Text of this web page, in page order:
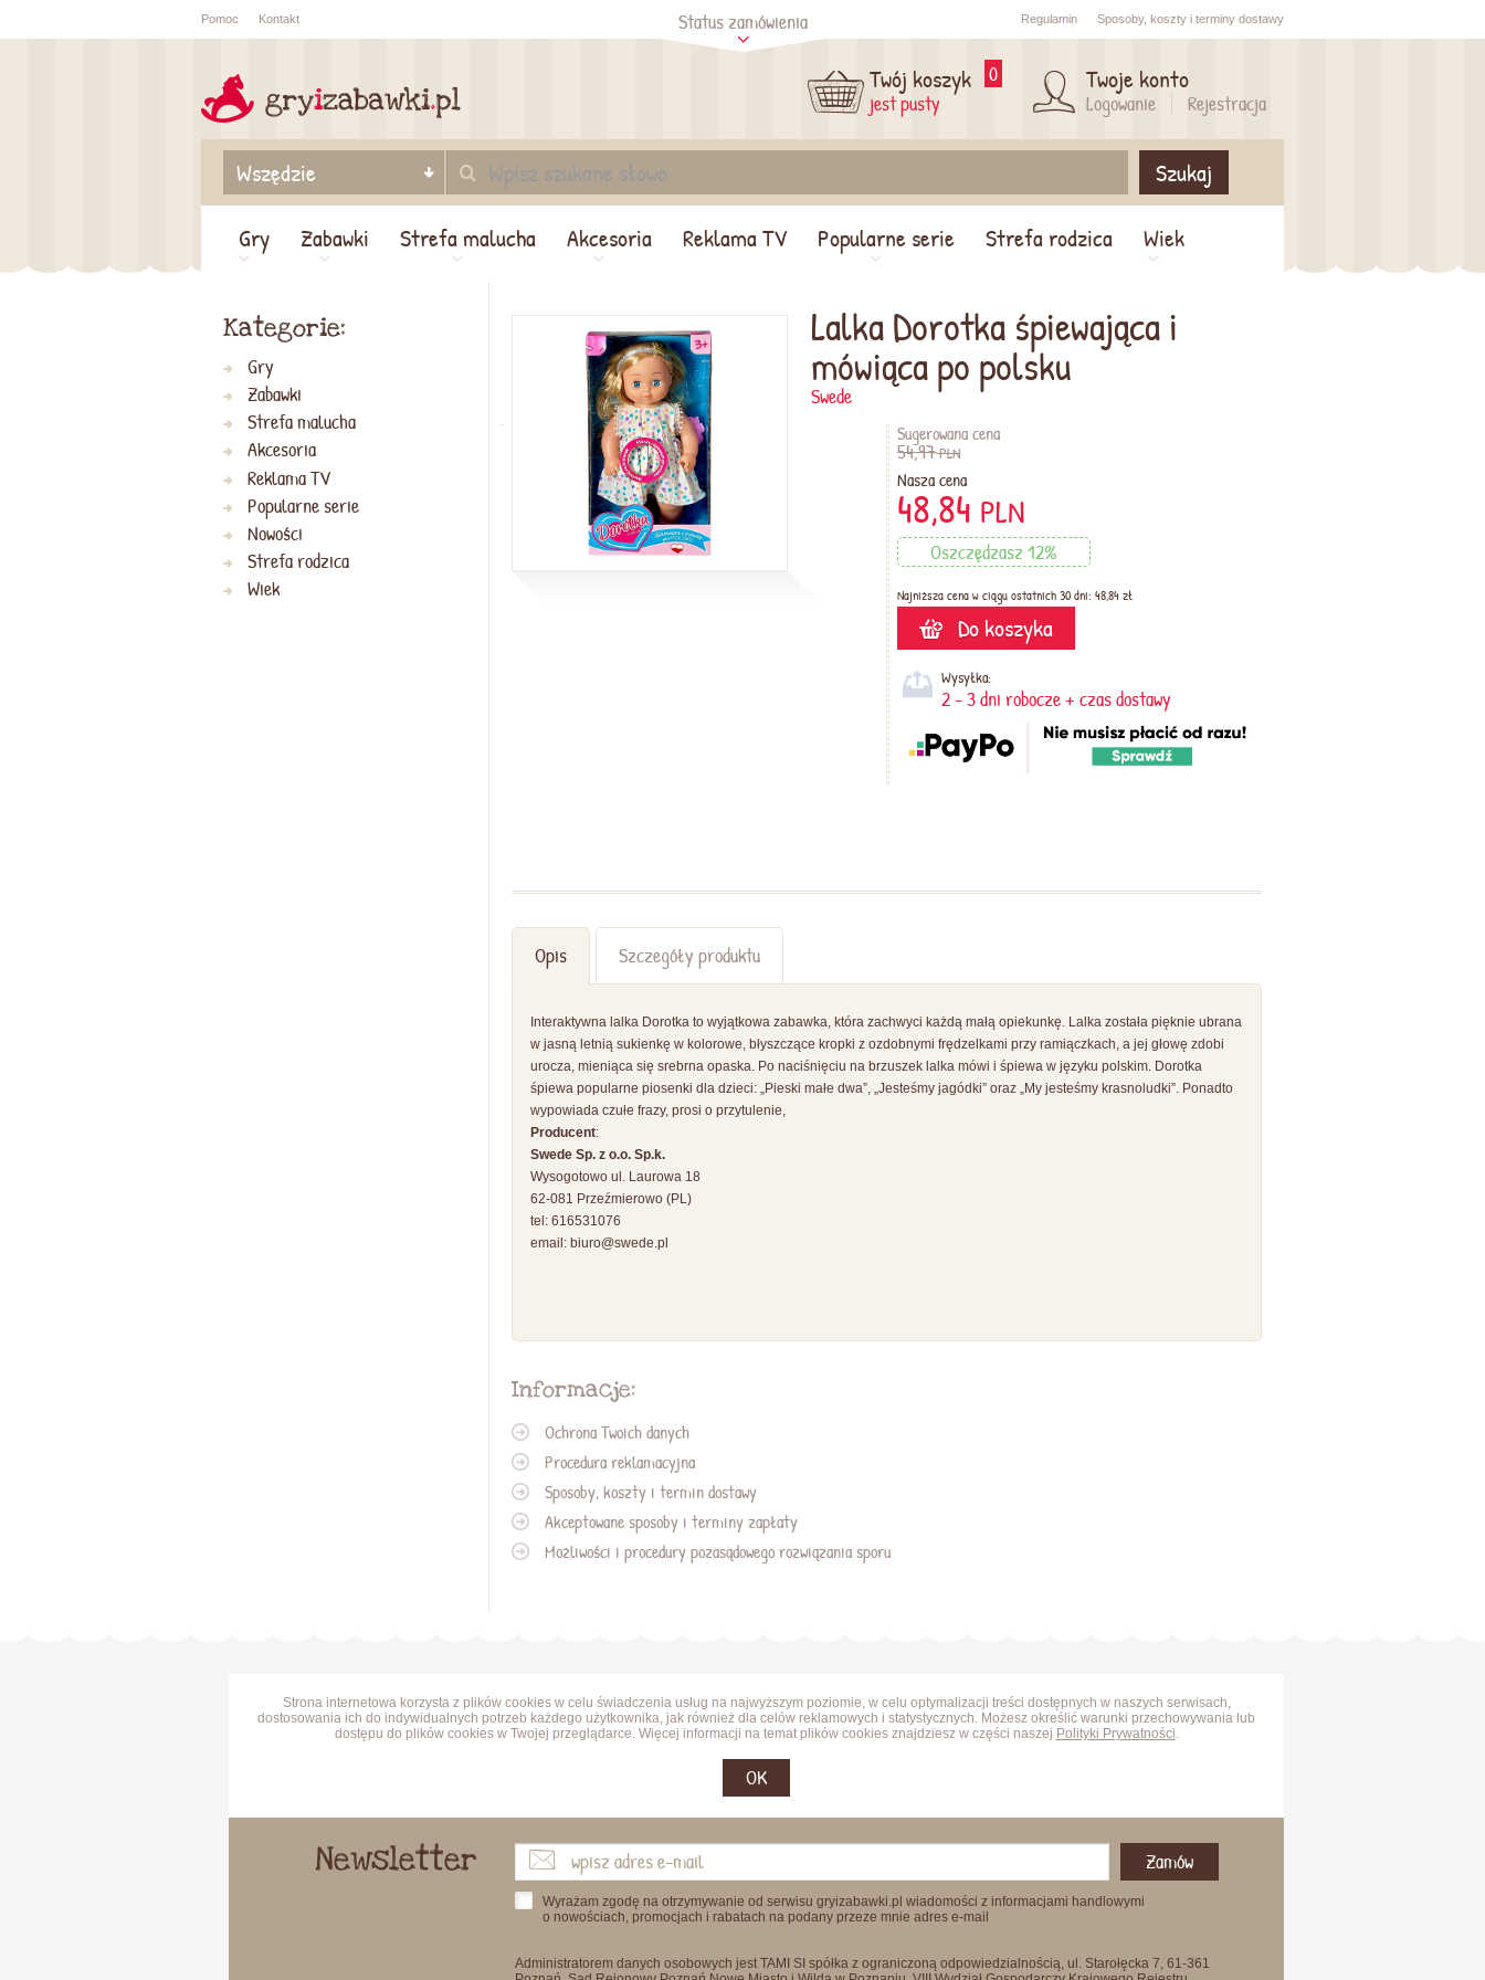
Sprawdź status Sprawdź
Pomoc Kontakt Status zamówienia Regulamin Sposoby, koszty i terminy dostawy
Twój koszyk
jest pusty
0 Twoje konto
Logowanie Rejestracja
Szukaj
Gry
Zabawki Strefa malucha Akcesoria Reklama TV Popularne serie Strefa rodzica Wiek
Lalka Dorotka śpiewająca i
mówiąca po polsku
Swede
Sugerowana cena
54,97PLN
Nasza cena
48,84 PLN
Oszczędzasz 12%
Najniższa cena w ciągu ostatnich 30 dni: 48,84 zł
Do koszyka
Wysyłka:
2 - 3 dni robocze + czas dostawy
Opis Szczegóły produktu
Interaktywna lalka Dorotka to wyjątkowa zabawka, która zachwyci każdą małą opiekunkę. Lalka została pięknie ubrana
w jasną letnią sukienkę w kolorowe, błyszczące kropki z ozdobnymi frędzelkami przy ramiączkach, a jej głowę zdobi
urocza, mieniąca się srebrna opaska. Po naciśnięciu na brzuszek lalka mówi i śpiewa w języku polskim. Dorotka
śpiewa popularne piosenki dla dzieci: „Pieski małe dwa”, „Jesteśmy jagódki” oraz „My jesteśmy krasnoludki”. Ponadto
wypowiada czułe frazy, prosi o przytulenie,
Producent:
Swede Sp. z o.o. Sp.k.
Wysogotowo ul. Laurowa 18
62-081 Przeźmierowo (PL)
tel: 616531076
email: biuro@swede.pl
Informacje:
Ochrona Twoich danych
Procedura reklamacyjna
Sposoby, koszty i termin dostawy
Akceptowane sposoby i terminy zapłaty
Możliwości i procedury pozasądowego rozwiązania sporu
Kategorie:
Gry
Zabawki
Strefa malucha
Akcesoria
Reklama TV
Popularne serie
Nowości
Strefa rodzica
Wiek
Strona internetowa korzysta z plików cookies w celu świadczenia usług na najwyższym poziomie, w celu optymalizacji treści dostępnych w naszych serwisach,
dostosowania ich do indywidualnych potrzeb każdego użytkownika, jak również dla celów reklamowych i statystycznych. Możesz określić warunki przechowywania lub
dostępu do plików cookies w Twojej przeglądarce. Więcej informacji na temat plików cookies znajdziesz w części naszej Polityki Prywatności.
OK
Newsletter Zamów
Wyrażam zgodę na otrzymywanie od serwisu gryizabawki.pl wiadomości z informacjami handlowymi
o nowościach, promocjach i rabatach na podany przeze mnie adres e-mail
Administratorem danych osobowych jest TAMI SI spółka z ograniczoną odpowiedzialnością, ul. Starołęcka 7, 61-361